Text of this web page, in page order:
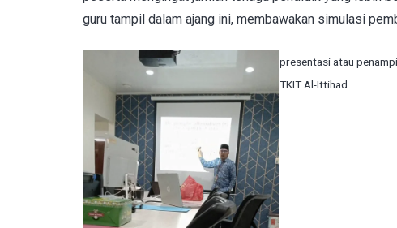
guru tampil dalam ajang ini, membawakan simulasi
presentasi atau
TKIT Al-Ittihad